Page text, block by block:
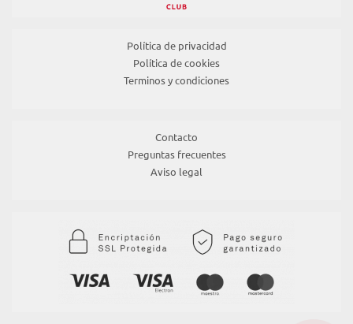
Política de privacidad
Política de cookies
Terminos y condiciones
Contacto
Preguntas frecuentes
Aviso legal